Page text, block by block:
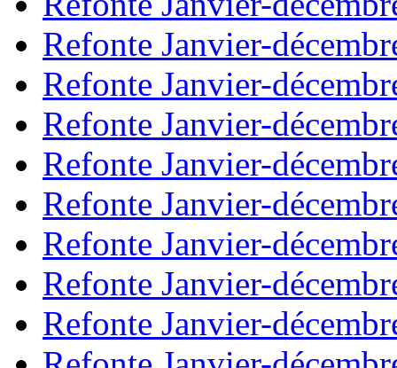
Refonte Janvier-
Refonte Janvier-
Refonte Janvier-
Refonte Janvier-
Refonte Janvier-
Refonte Janvier-
Refonte Janvier-
Refonte Janvier-